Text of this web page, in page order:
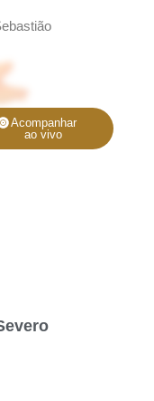
Acompanhar
ao vivo